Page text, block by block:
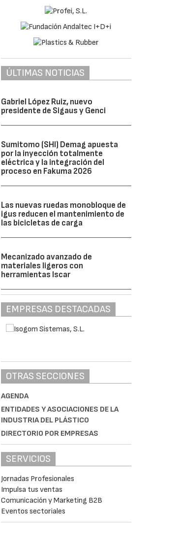
ÚLTIMAS NOTICIAS
Gabriel López Ruiz, nuevo
presidente de Sigaus y Genci
Sumitomo (SHI) Demag apuesta
por la inyección totalmente
eléctrica y la integración del
proceso en Fakuma 2026
Las nuevas ruedas monobloque de
igus reducen el mantenimiento de
las bicicletas de carga
Mecanizado avanzado de
materiales ligeros con
herramientas Iscar
EMPRESAS DESTACADAS
OTRAS SECCIONES
AGENDA
ENTIDADES Y ASOCIACIONES DE LA
INDUSTRIA DEL PLÁSTICO
DIRECTORIO POR EMPRESAS
SERVICIOS
Jornadas Profesionales
Impulsa tus ventas
Comunicación y Marketing B2B
Eventos sectoriales